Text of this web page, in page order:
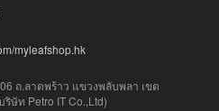
myleafshop.hk
ถ.ลาดพร้าว แขวงพลับพลา เขต
ษัท Petro IT Co.,Ltd)